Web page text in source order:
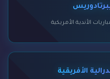
الأفريقية